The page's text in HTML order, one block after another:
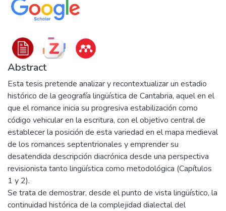
Abstract
Esta tesis pretende analizar y recontextualizar un estadio
histórico de la geografía lingüística de Cantabria, aquel en el
que el romance inicia su progresiva estabilización como
código vehicular en la escritura, con el objetivo central de
establecer la posición de esta variedad en el mapa medieval
de los romances septentrionales y emprender su
desatendida descripción diacrónica desde una perspectiva
revisionista tanto lingüística como metodológica (Capítulos
1 y 2).
Se trata de demostrar, desde el punto de vista lingüístico, la
continuidad histórica de la complejidad dialectal del